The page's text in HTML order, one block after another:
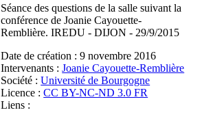
Séance des questions de la salle suivant la
conférence de Joanie Cayouette-
Remblière. IREDU - DIJON - 29/9/2015
Date de création : 9 novembre 2016
Intervenants : Joanie Cayouette-Remblière
Société : Université de Bourgogne
Licence : CC BY-NC-ND 3.0 FR
Liens :